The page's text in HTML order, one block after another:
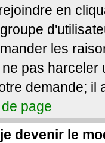
en
les
ne pas
demande; il
page
devenir le